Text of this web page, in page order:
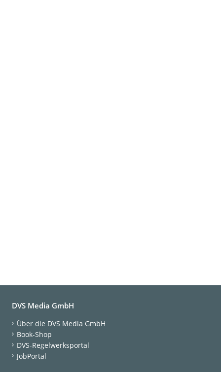
DVS Media GmbH
Über die DVS Media GmbH
Book-Shop
DVS-Regelwerksportal
JobPortal